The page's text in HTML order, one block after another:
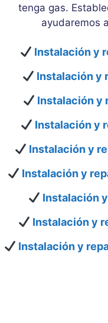
tenga gas.
ayudaremos
Instalación y
Instalación y
Instalación y
Instalación y
Instalación y
Instalación y
Instalación
Instalación y
Instalación y